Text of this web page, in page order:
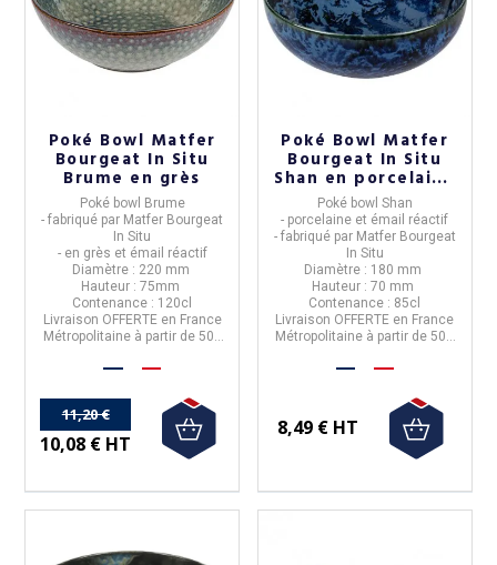
Poké Bowl Matfer
Bourgeat In Situ
Brume en grès
Poké bowl Brume
- fabriqué par Matfer Bourgeat
In Situ
- en grès et émail réactif
Diamètre : 220 mm
Hauteur : 75mm
Contenance : 120cl
Livraison OFFERTE en France
Métropolitaine à partir de 50€
11,20 €
10,08 € HT
Poké Bowl Matfer
Bourgeat In Situ
Shan en porcelaine
85cl
Poké bowl Shan
- porcelaine et émail réactif
- fabriqué par Matfer Bourgeat
In Situ
Diamètre : 180 mm
Hauteur : 70 mm
Contenance : 85cl
Livraison OFFERTE en France
Métropolitaine à partir de 50€
8,49 € HT